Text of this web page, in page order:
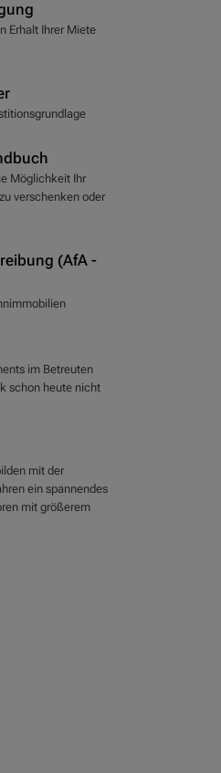
Erhalt Ihrer Miete
Möglichkeit Ihr
verschenken oder
(AfA -
im Betreuten
schon heute nicht
mit der
ein spannendes
mit größerem